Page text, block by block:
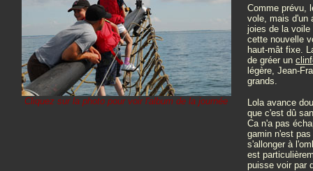
Cliquez sur la photo pour voir l'album de la journée
Comme prévu,
vole, mais d'un
joies de la
cette nouvelle
haut-mât fixe.
de gréer un
légère, Jean-
grands.
Lola avance
que c'est dû
Ca n'a pas
gamin n'est
s'allonger à
est
puisse voir par